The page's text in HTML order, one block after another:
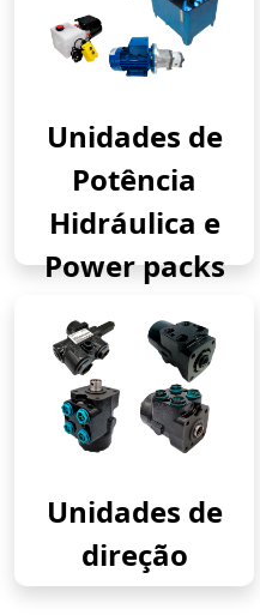
Unidades de
Potência
Hidráulica e
Power packs
Unidades de
direção